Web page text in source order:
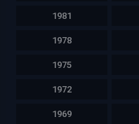
1981
1978
1975
1972
1969